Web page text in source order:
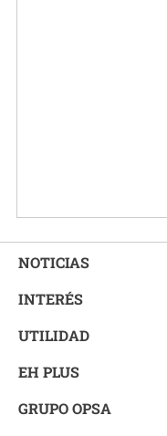
NOTICIAS
INTERÉS
UTILIDAD
EH PLUS
GRUPO OPSA